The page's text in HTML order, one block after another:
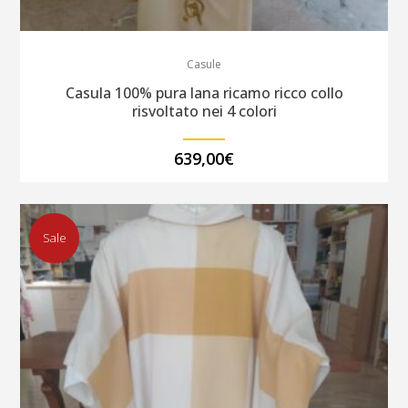
Casule
Casula 100% pura lana ricamo ricco collo
risvoltato nei 4 colori
639,00€
Sale